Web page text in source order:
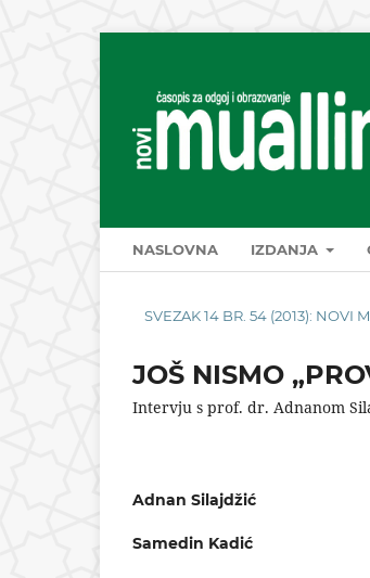
NASLOVNA IZDANJA
SVEZAK 14 BR. 54 (2013): NOVI
JOŠ NISMO
Intervju s prof. dr. Adnanom
Adnan Silajdžić
Samedin Kadić